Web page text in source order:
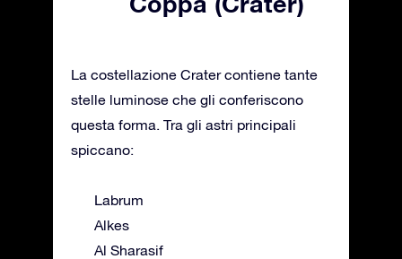
La costellazione Crater contiene tante
stelle luminose che gli conferiscono
questa forma. Tra gli astri principali
spiccano:
Labrum
Alkes
Al Sharasif